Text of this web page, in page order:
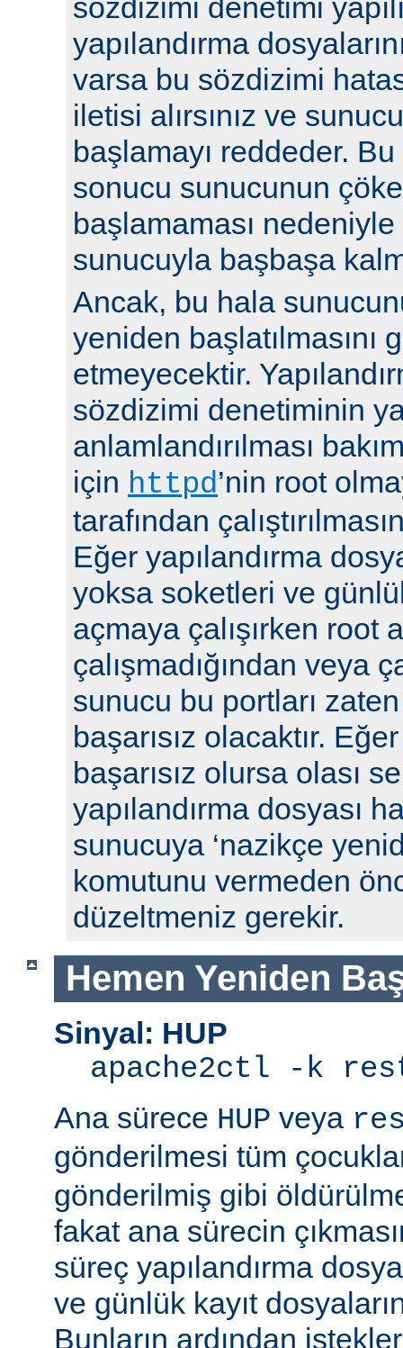
sözdizimi denetimi
yapılandırma
varsa bu sözdizimi
iletisi alırsınız ve
başlamayı reddeder.
sonucu sunucunun
başlamaması
sunucuyla başbaşa
Ancak, bu hala
yeniden başlatılmasını
etmeyecektir.
sözdizimi denetiminin
anlamlandırılması
için httpd’nin root
tarafından
Eğer yapılandırma
yoksa soketleri ve
açmaya çalışırken root
çalışmadığından veya
sunucu bu portları
başarısız olacaktır.
başarısız olursa olası
yapılandırma dosyası
sunucuya ‘nazikçe
komutunu vermeden
düzeltmeniz gerekir.
Hemen Yeniden
Sinyal: HUP
apache2ctl -k
Ana sürece HUP veya
gönderilmesi tüm
gönderilmiş gibi
fakat ana sürecin
süreç yapılandırma
ve günlük kayıt
Bunların ardından